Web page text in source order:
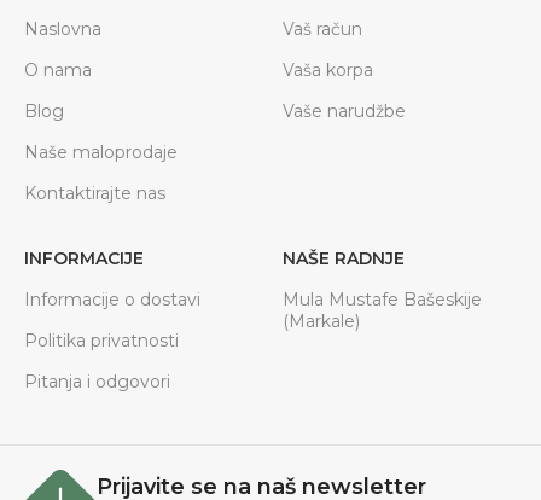
Naslovna
O nama
Blog
Naše maloprodaje
Kontaktirajte nas
Vaš račun
Vaša korpa
Vaše narudžbe
INFORMACIJE
Informacije o dostavi
Politika privatnosti
Pitanja i odgovori
NAŠE RADNJE
Mula Mustafe Bašeskije
(Markale)
Prijavite se na naš newsletter